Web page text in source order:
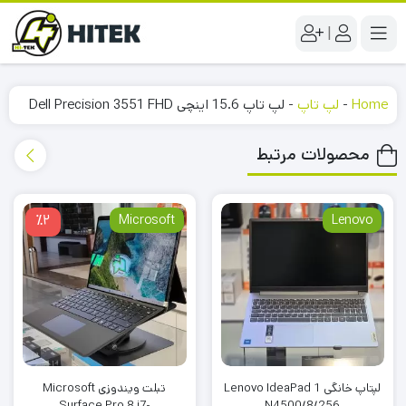
|
Home
- لپ تاپ - لپ تاپ 15.6 اینچی Dell Precision 3551 FHD
محصولات مرتبط
Lenovo
لپتاپ خانگی Lenovo IdeaPad 1
٪2 Microsoft
تبلت ویندوزی Microsoft